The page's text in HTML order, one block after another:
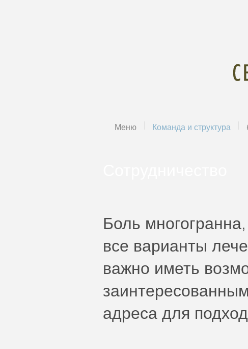
Меню Команда и структура
Боль
все варианты
важно иметь
адреса для